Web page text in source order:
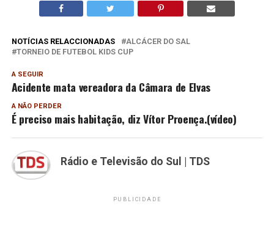
NOTÍCIAS RELACCIONADAS
ALCÁCER DO SAL
TORNEIO DE FUTEBOL KIDS CUP
A SEGUIR
Acidente mata vereadora da Câmara de Elvas
A NÃO PERDER
É preciso mais habitação, diz Vítor Proença.(vídeo)
Rádio e Televisão do Sul | TDS
PUBLICIDADE